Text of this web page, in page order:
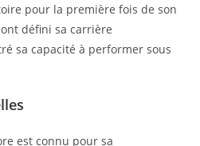
pour la première fois de son
défini sa carrière
sa capacité à performer sous
est connu pour sa